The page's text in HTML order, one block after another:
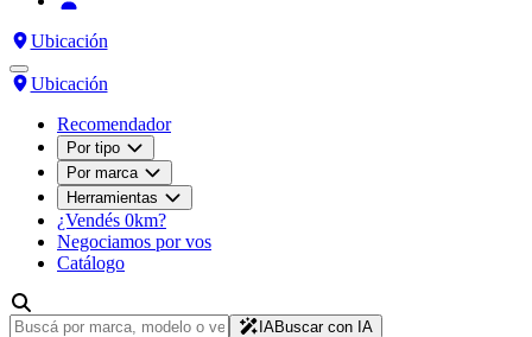
Ubicación
Ubicación
Recomendador
Por tipo
Por marca
Herramientas
¿Vendés 0km?
Negociamos por vos
Catálogo
IABuscar con IA